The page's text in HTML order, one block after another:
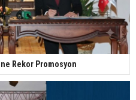
Rekor Promosyon